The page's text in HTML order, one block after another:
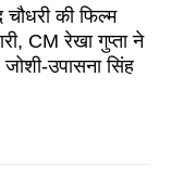
चौधरी की फिल्म
CM रेखा गुप्ता ने
उपासना सिंह